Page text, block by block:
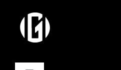
contenu